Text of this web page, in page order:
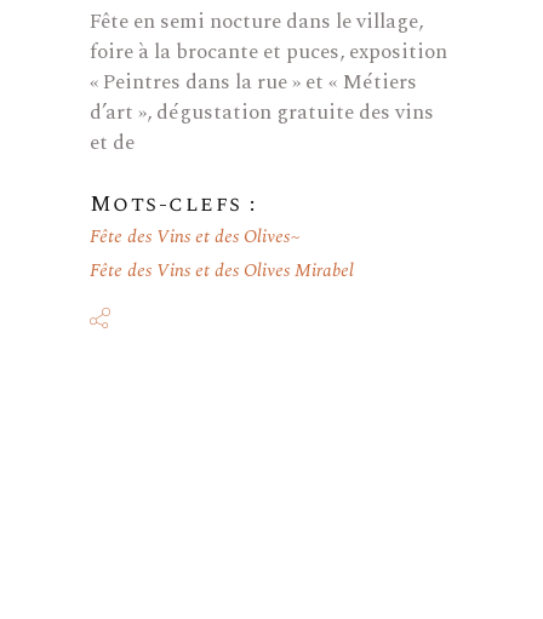
Fête en semi nocture dans le village,
foire à la brocante et puces, exposition
« Peintres dans la rue » et « Métiers
d’art », dégustation gratuite des vins
et de
Mots-clefs :
Fête des Vins et des Olives
Fête des Vins et des Olives Mirabel